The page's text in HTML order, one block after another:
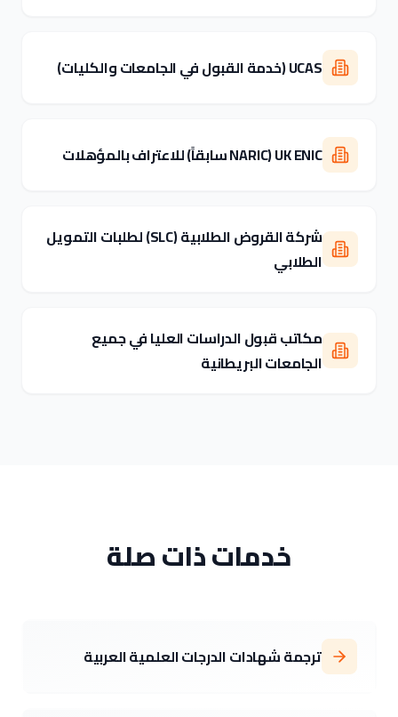
UCAS (خدمة القبول في الجامعات والكليات)
UK ENIC (NARIC سابقاً) للاعتراف بالمؤهلات
شركة القروض الطلابية (SLC) لطلبات التمويل
الطلابي
مكاتب قبول الدراسات العليا في جميع
الجامعات البريطانية
خدمات ذات صلة
ترجمة شهادات الدرجات العلمية العربية